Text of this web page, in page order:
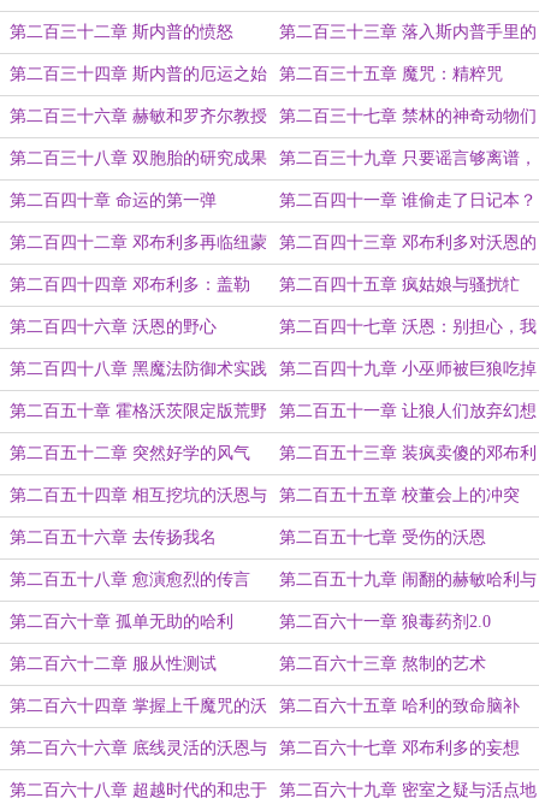
第二百三十二章 斯内普的愤怒 第二百三十三章 落入斯内普手里的
魂器
第二百三十四章 斯内普的厄运之始 第二百三十五章 魔咒：精粹咒
第二百三十六章 赫敏和罗齐尔教授 第二百三十七章 禁林的神奇动物们
第二百三十八章 双胞胎的研究成果 第二百三十九章 只要谣言够离谱，
就没人会相信
第二百四十章 命运的第一弹 第二百四十一章 谁偷走了日记本？
第二百四十二章 邓布利多再临纽蒙
迦德
第二百四十三章 邓布利多对沃恩的
恶念
第二百四十四章 邓布利多：盖勒
特，我需要你帮我！
第二百四十五章 疯姑娘与骚扰牤
第二百四十六章 沃恩的野心 第二百四十七章 沃恩：别担心，我
保证你们能活着！
第二百四十八章 黑魔法防御术实践
课
第二百四十九章 小巫师被巨狼吃掉
啦
第二百五十章 霍格沃茨限定版荒野
求生
第二百五十一章 让狼人们放弃幻想
第二百五十二章 突然好学的风气 第二百五十三章 装疯卖傻的邓布利
多
第二百五十四章 相互挖坑的沃恩与
邓布利多
第二百五十五章 校董会上的冲突
第二百五十六章 去传扬我名 第二百五十七章 受伤的沃恩
第二百五十八章 愈演愈烈的传言 第二百五十九章 闹翻的赫敏哈利与
罗恩
第二百六十章 孤单无助的哈利 第二百六十一章 狼毒药剂2.0
第二百六十二章 服从性测试 第二百六十三章 熬制的艺术
第二百六十四章 掌握上千魔咒的沃
恩
第二百六十五章 哈利的致命脑补
第二百六十六章 底线灵活的沃恩与
邓布利多
第二百六十七章 邓布利多的妄想
第二百六十八章 超越时代的和忠于 第二百六十九章 密室之疑与活点地